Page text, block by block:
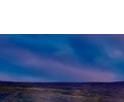
מוקד
מהן